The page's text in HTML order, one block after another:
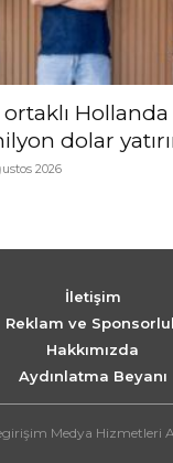
dolar
2026
İletişim
Reklam ve
Hakkımızda
Aydınlatma Beyanı
Medya Hizmetleri